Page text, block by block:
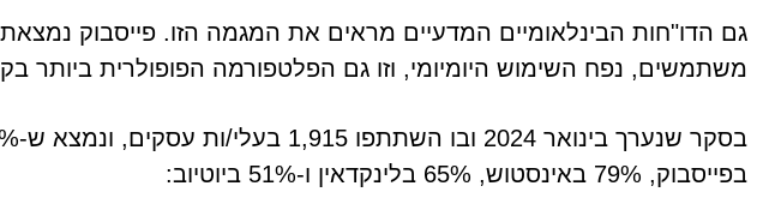
גם הדו"חות הבינלאומיים המדעיים מראים את המגמה הזו. פייסבוק
משתמשים, נפח השימוש היומיומי, וזו גם הפלטפורמה הפופולרית ביותר
בפייסבוק, 79% באינסטוש, 65% בלינקדאין ו-51% ביוטיוב: